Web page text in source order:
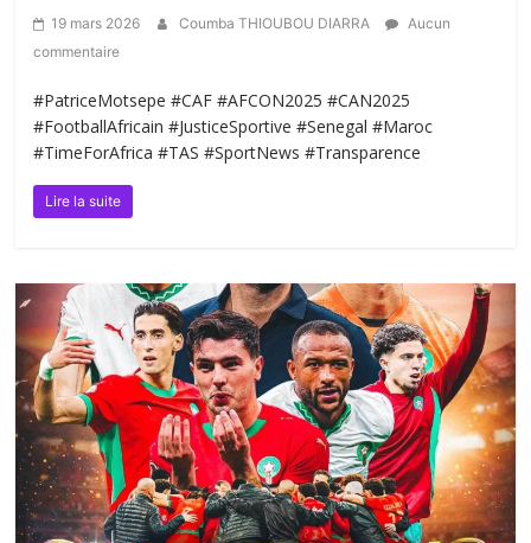
19 mars 2026 Coumba THIOUBOU DIARRA
Aucun
commentaire
#PatriceMotsepe #CAF #AFCON2025 #CAN2025
#FootballAfricain #JusticeSportive #Senegal #Maroc
#TimeForAfrica #TAS #SportNews #Transparence
Lire la suite